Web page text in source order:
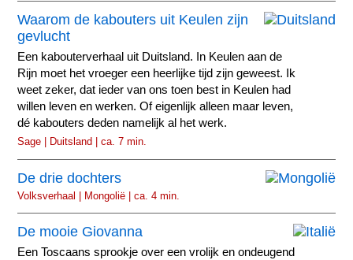
Waarom de kabouters uit Keulen zijn
gevlucht
Een kabouterverhaal uit Duitsland. In Keulen aan de
Rijn moet het vroeger een heerlijke tijd zijn geweest. Ik
weet zeker, dat ieder van ons toen best in Keulen had
willen leven en werken. Of eigenlijk alleen maar leven,
dé kabouters deden namelijk al het werk.
Sage | Duitsland | ca. 7 min.
De drie dochters
Volksverhaal | Mongolië | ca. 4 min.
De mooie Giovanna
Een Toscaans sprookje over een vrolijk en ondeugend